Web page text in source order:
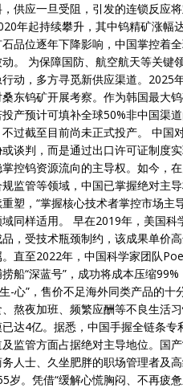
供应一旦受阻，引发的连锁反应
年起持续攀升，其中钨精矿涨幅
品位逐年下降影响，中国掌控着
。 为保障国防、航空航天等关键
动，多方寻觅新供应渠道。2025
桑东钨矿开展考察。作为韩国最大
产预计可填补全球50%非中国渠
过截至目前尚未正式投产。 中国
谈判，而是通过出口许可证制度
控钨资源流向的主导权。如今，
监管等领域，中国已掌握绝对主
塑，“掌握核心技术者掌控市场主
同样适用。 早在2019年，美国科
，受技术瓶颈制约，该成果单价
直至2022年，中国科学家团队
船“深蓝号”，成功将成本压缩
-心”，售价不足海外同类产品的十
熬夜加班、频繁应酬等不良生活
达4亿。据悉，中国手握全链条专
监管方面占据绝对主导地位。国
人士、久坐肥胖的职场管理者及
岁。凭借“缓解心慌胸闷、不再疲